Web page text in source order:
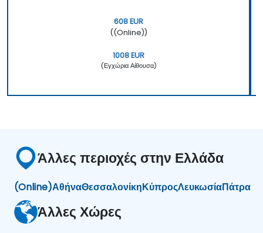
608 EUR
((Online))
1008 EUR
(Εγχώρια Αίθουσα)
Άλλες περιοχές στην Ελλάδα
(Online)ΑθήναΘεσσαλονίκηΚύπροςΛευκωσίαΠάτρα
Άλλες Χώρες